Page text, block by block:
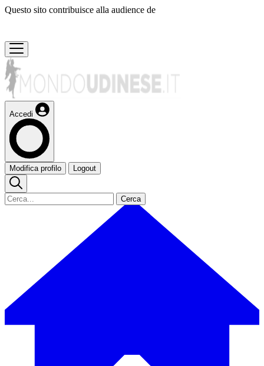
Questo sito contribuisce alla audience de
Accedi
Modifica profilo Logout
Cerca